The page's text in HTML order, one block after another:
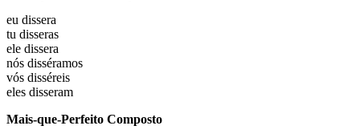
eu dissera
tu disseras
ele dissera
nós disséramos
vós disséreis
eles disseram
Mais-que-Perfeito Composto